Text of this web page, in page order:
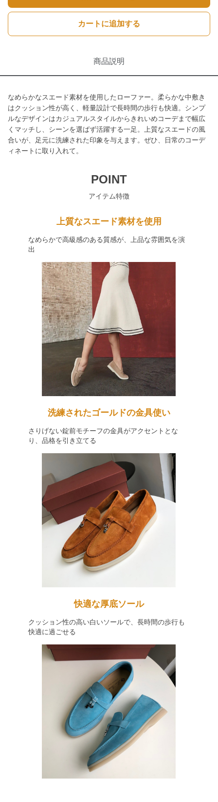
カートに追加する
商品説明
なめらかなスエード素材を使用したローファー。柔らかな中敷き
はクッション性が高く、軽量設計で長時間の歩行も快適。シンプ
ルなデザインはカジュアルスタイルからきれいめコーデまで幅広
くマッチし、シーンを選ばず活躍する一足。上質なスエードの風
合いが、足元に洗練された印象を与えます。ぜひ、日常のコーデ
ィネートに取り入れて。
POINT
アイテム特徴
上質なスエード素材を使用
なめらかで高級感のある質感が、上品な雰囲気を演
出
洗練されたゴールドの金具使い
さりげない錠前モチーフの金具がアクセントとな
り、品格を引き立てる
快適な厚底ソール
クッション性の高い白いソールで、長時間の歩行も
快適に過ごせる